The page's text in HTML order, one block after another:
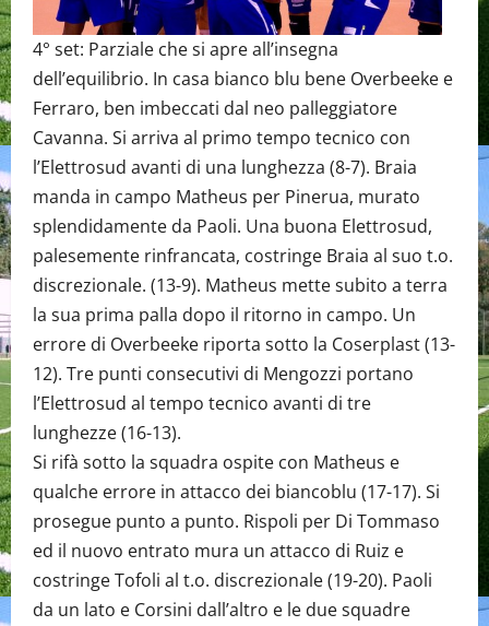
4° set: Parziale che si apre all’insegna
dell’equilibrio. In casa bianco blu bene Overbeeke e
Ferraro, ben imbeccati dal neo palleggiatore
Cavanna. Si arriva al primo tempo tecnico con
l’Elettrosud avanti di una lunghezza (8-7). Braia
manda in campo Matheus per Pinerua, murato
splendidamente da Paoli. Una buona Elettrosud,
palesemente rinfrancata, costringe Braia al suo t.o.
discrezionale. (13-9). Matheus mette subito a terra
la sua prima palla dopo il ritorno in campo. Un
errore di Overbeeke riporta sotto la Coserplast (13-
12). Tre punti consecutivi di Mengozzi portano
l’Elettrosud al tempo tecnico avanti di tre
lunghezze (16-13).
Si rifà sotto la squadra ospite con Matheus e
qualche errore in attacco dei biancoblu (17-17). Si
prosegue punto a punto. Rispoli per Di Tommaso
ed il nuovo entrato mura un attacco di Ruiz e
costringe Tofoli al t.o. discrezionale (19-20). Paoli
da un lato e Corsini dall’altro e le due squadre